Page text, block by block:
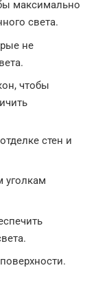
максимально
света.
не
чтобы
стен и
уголкам